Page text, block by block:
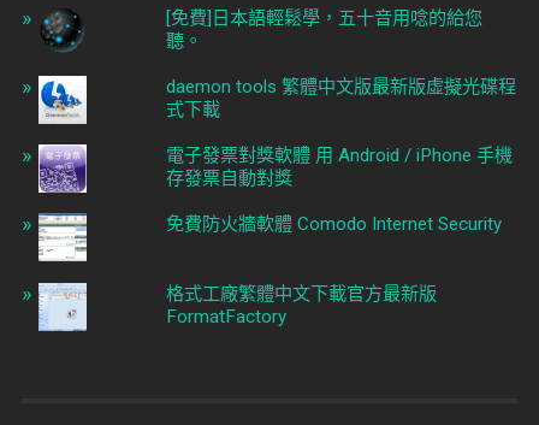
[免費]日本語輕鬆學，五十音用唸的給您
聽。
daemon tools 繁體中文版最新版虛擬光碟程
式下載
電子發票對獎軟體 用 Android / iPhone 手機
存發票自動對獎
免費防火牆軟體 Comodo Internet Security
格式工廠繁體中文下載官方最新版
FormatFactory